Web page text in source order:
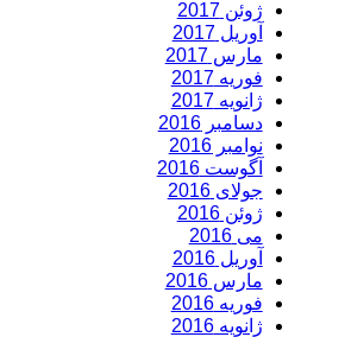
ژوئن 2017
آوریل 2017
مارس 2017
فوریه 2017
ژانویه 2017
دسامبر 2016
نوامبر 2016
آگوست 2016
جولای 2016
ژوئن 2016
می 2016
آوریل 2016
مارس 2016
فوریه 2016
ژانویه 2016